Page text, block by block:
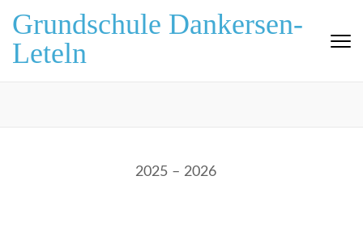
Inhalt
springen
(Eingabetaste
Grundschule Dankersen-
Leteln
2025 – 2026